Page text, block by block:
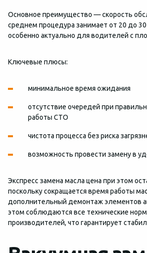
Основное преимущество — скорость
среднем процедура занимает от 20 до
особенно актуально для водителей с
Ключевые плюсы:
минимальное время ожидания
отсутствие очередей при
работы СТО
чистота процесса без риска
возможность провести замену в
Экспресс замена масла цена при этом
поскольку сокращается время работы
дополнительный демонтаж элементов
этом соблюдаются все технические
производителей, что гарантирует